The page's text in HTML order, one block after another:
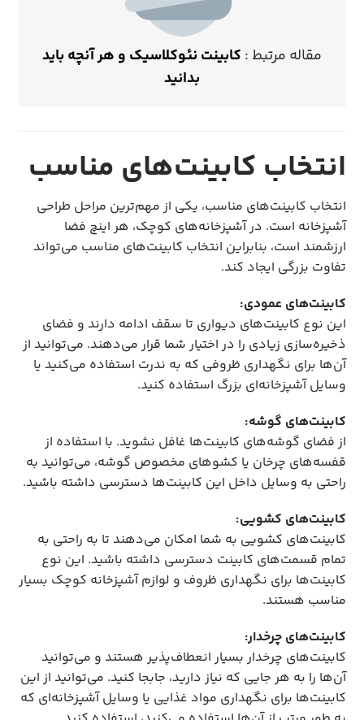
مقاله مرتبط : کابینت نئوکلاسیک و هر آنچه باید
بدانید
انتخاب کابینت‌های مناسب
انتخاب کابینت‌های مناسب، یکی از مهم‌ترین مراحل طراحی
آشپزخانه است. در آشپزخانه‌های کوچک، هر اینچ فضا
ارزشمند است، بنابراین انتخاب کابینت‌های مناسب می‌تواند
تفاوت بزرگی ایجاد کند.
کابینت‌های عمودی:
این نوع کابینت‌های دیواری تا سقف ادامه دارند و فضای
ذخیره‌سازی زیادی را در اختیار شما قرار می‌دهند. می‌توانید از
آن‌ها برای نگهداری ظروفی که به ندرت استفاده می‌کنید یا
وسایل آشپزخانه‌ای بزرگ استفاده کنید.
کابینت‌های گوشه:
از فضای گوشه‌های کابینت‌ها غافل نشوید. با استفاده از
قفسه‌های چرخان یا کشوهای مخصوص گوشه، می‌توانید به
راحتی به وسایل داخل این کابینت‌ها دسترسی داشته باشید.
کابینت‌های کشویی:
کابینت‌های کشویی به شما امکان می‌دهند تا به راحتی به
تمام قسمت‌های کابینت دسترسی داشته باشید. این نوع
کابینت‌ها برای نگهداری ظروف و لوازم آشپزخانه کوچک بسیار
مناسب هستند.
کابینت‌های چرخدار:
کابینت‌های چرخدار بسیار انعطاف‌پذیر هستند و می‌توانید
آن‌ها را به هر جایی که نیاز دارید، جابجا کنید. می‌توانید از این
کابینت‌ها برای نگهداری مواد غذایی یا وسایل آشپزخانه‌ای که